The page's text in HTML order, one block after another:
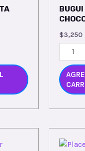
BUGUI
$3,250